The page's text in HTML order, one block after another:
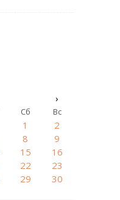
›
Сб Вс
1
2
8
9
15
16
22
23
29
30